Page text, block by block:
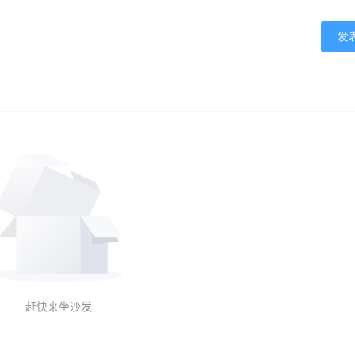
发
赶快来坐沙发